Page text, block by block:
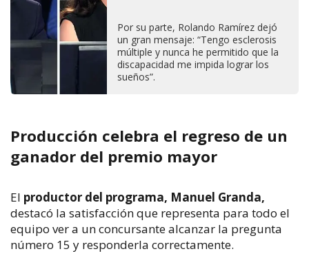
Por su parte, Rolando Ramírez dejó
un gran mensaje: “Tengo esclerosis
múltiple y nunca he permitido que la
discapacidad me impida lograr los
sueños”.
Producción celebra el regreso de un
ganador del premio mayor
El productor del programa, Manuel Granda,
destacó la satisfacción que representa para todo el
equipo ver a un concursante alcanzar la pregunta
número 15 y responderla correctamente.